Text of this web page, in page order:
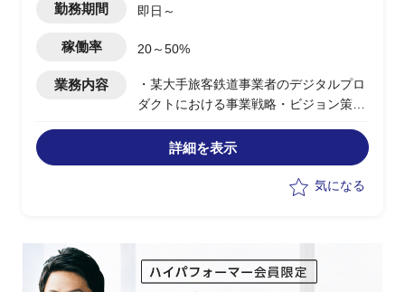
勤務期間 即日～
稼働率 20～50%
業務内容
・某大手旅客鉄道事業者のデジタルプロ
ダクトにおける事業戦略・ビジョン策定
・社会変化/消費者心理/顧客体験の仮説
立てからワークショップを通じたブラン
ド浸透施策の言語化(ブランディング
～：ブランディングbook作成・浸透支援
・俯瞰したWBS管理/進行管理ではな
く、クライアントフェイシング(窓口)と
詳細を表示
気になる